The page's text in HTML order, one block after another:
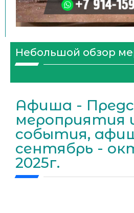
Небольшой обзор
Афиша -
мероприятия
события,
сентябрь -
2025г.